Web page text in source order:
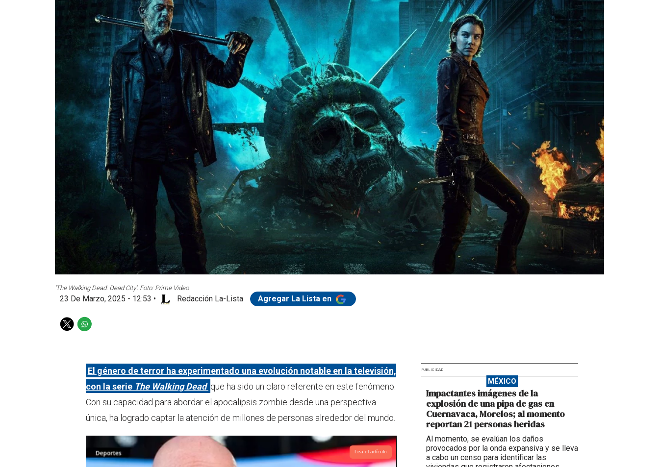
'The Walking Dead: Dead City'. Foto: Prime Video
23 De Marzo, 2025 - 12:53 • Redacción La-Lista Agregar La Lista en
T
W
s
a
p
p
El género de terror ha experimentado una evolución notable en la televisión,
con la serie The Walking Dead que ha sido un claro referente en este fenómeno.
Con su capacidad para abordar el apocalipsis zombie desde una perspectiva
única, ha logrado captar la atención de millones de personas alrededor del mundo.
Lea el artículo
PUBLICIDAD
MÉXICO
Impactantes imágenes de la
explosión de una pipa de gas en
Cuernavaca, Morelos; al momento
reportan 21 personas heridas
Al momento, se evalúan los daños
provocados por la onda expansiva y se lleva
a cabo un censo para identificar las